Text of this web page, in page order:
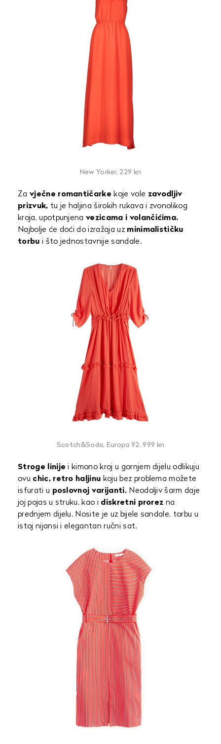
New Yorker, 229 kn
Za vječne romantičarke koje vole zavodljiv
prizvuk, tu je haljina širokih rukava i zvonolikog
kroja, upotpunjenavezicama i volančićima.
Najbolje će doći do izražaja uz minimalističku
torbu i što jednostavnije sandale.
Scotch&Soda, Europa 92, 999 kn
Stroge linije i kimono kroj u gornjem dijelu odlikuju
ovu chic, retro haljinu koju bez problema možete
isfurati u poslovnoj varijanti.Neodoljiv šarm daje
joj pojas u struku, kao i diskretni prorez na
prednjem dijelu. Nosite je uz bijele sandale, torbu u
istoj nijansi i elegantan ručni sat.